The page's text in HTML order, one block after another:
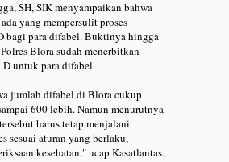
SH, SIK menyampaikan bahwa
yang mempersulit proses
bagi para difabel. Buktinya hingga
Blora sudah menerbitkan
untuk para difabel.
jumlah difabel di Blora cukup
600 lebih. Namun menurutnya
harus tetap menjalani
sesuai aturan yang berlaku,
kesehatan," ucap Kasatlantas.